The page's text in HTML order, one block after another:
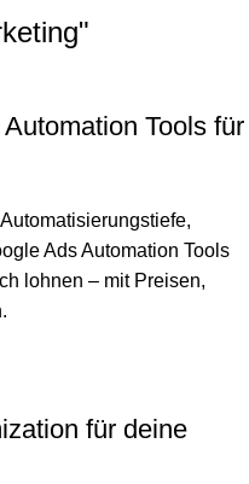
"
Tools für
Ads Automation Tools
lohnen – mit Preisen,
für deine